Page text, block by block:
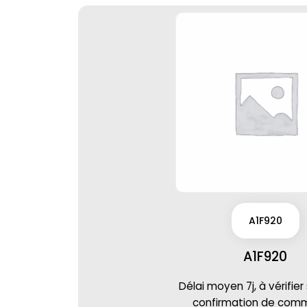
A1F920
A1F920
Délai moyen 7j, à
confirmation de